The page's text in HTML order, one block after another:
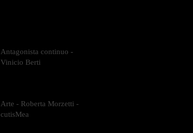
Antagonista continuo -
Vinicio Berti
Arte - Roberta Morzetti -
cutisMea